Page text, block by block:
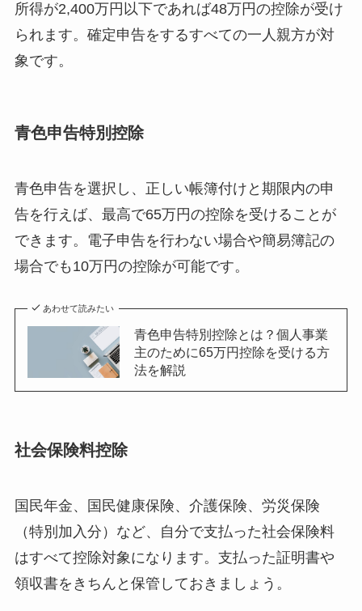
所得が2,400万円以下であれば48万円の控除が受け
られます。確定申告をするすべての一人親方が対
象です。
青色申告特別控除
青色申告を選択し、正しい帳簿付けと期限内の申
告を行えば、最高で65万円の控除を受けることが
できます。電子申告を行わない場合や簡易簿記の
場合でも10万円の控除が可能です。
あわせて読みたい
青色申告特別控除とは？個人事業
主のために65万円控除を受ける方
法を解説
社会保険料控除
国民年金、国民健康保険、介護保険、労災保険
（特別加入分）など、自分で支払った社会保険料
はすべて控除対象になります。支払った証明書や
領収書をきちんと保管しておきましょう。